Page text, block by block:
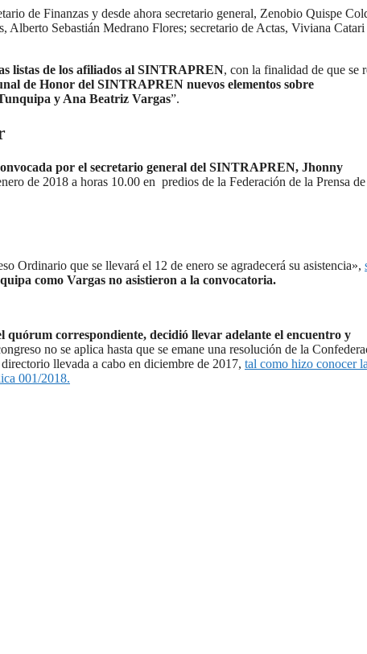
de Finanzas y desde ahora secretario general, Zenobio Quispe
Alberto Sebastián Medrano Flores; secretario de Actas, Viviana Catari
listas de los afiliados al SINTRAPREN, con la finalidad de que se
de Honor del SINTRAPREN nuevos elementos sobre
y Ana Beatriz Vargas”.
por el secretario general del SINTRAPREN, Jhonny
de 2018 a horas 10.00 en predios de la Federación de la Prensa
que se llevará el 12 de enero se agradecerá su asistencia»,
como Vargas no asistieron a la convocatoria.
quórum correspondiente, decidió llevar adelante el encuentro y
no se aplica hasta que se emane una resolución de la
llevada a cabo en diciembre de 2017, tal como hizo conocer la
001/2018.